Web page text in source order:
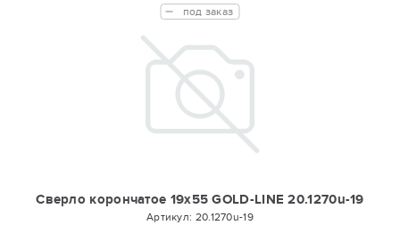
Сверло корончатое 19х55 GOLD-LINE 20.1270u-19
Артикул: 20.1270u-19
под заказ